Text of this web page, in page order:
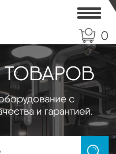
0
ТОВАРОВ
с
и гарантией.